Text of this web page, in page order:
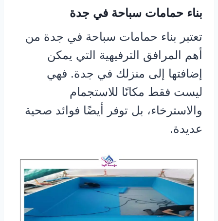
بناء حمامات سباحة في جدة
تعتبر بناء حمامات سباحة في جدة من
أهم المرافق الترفيهية التي يمكن
إضافتها إلى منزلك في جدة. فهي
ليست فقط مكانًا للاستجمام
والاسترخاء، بل توفر أيضًا فوائد صحية
عديدة.